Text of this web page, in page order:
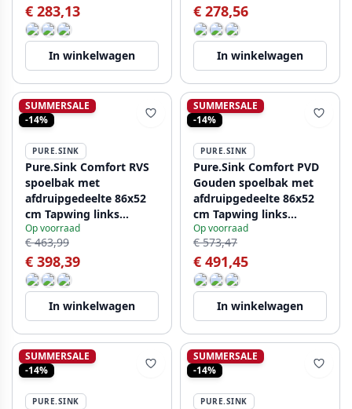
€ 283,13
In winkelwagen
€ 278,56
In winkelwagen
SUMMERSALE
-14%
PURE.SINK
Pure.Sink Comfort RVS
spoelbak met
afdruipgedeelte 86x52
cm Tapwing links
PCM5086LT-02
Op voorraad
€ 463,99
€ 398,39
In winkelwagen
SUMMERSALE
-14%
PURE.SINK
Pure.Sink Comfort PVD
Gouden spoelbak met
afdruipgedeelte 86x52
cm Tapwing links
PCM5086LT-60
Op voorraad
€ 573,47
€ 491,45
In winkelwagen
SUMMERSALE
-14%
PURE.SINK
SUMMERSALE
-14%
PURE.SINK